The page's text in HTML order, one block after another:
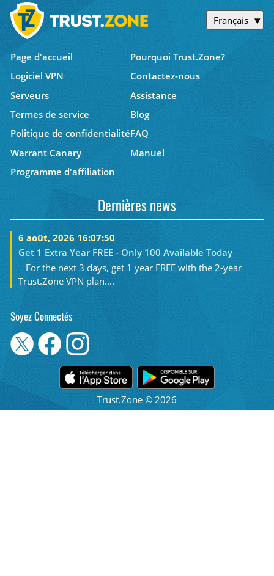
Français
Page d'accueil
Pourquoi Trust.Zone?
Logiciel VPN
Contactez-nous
Serveurs
Assistance
Termes de service
Blog
Politique de confidentialitéFAQ
Warrant Canary
Manuel
Programme d'affiliation
Dernières news
6 août, 2026 16:07:50
Get 1 Extra Year FREE - Only 100 Available Today
For the next 3 days, get 1 year FREE with the 2-year
Trust.Zone VPN plan....
Soyez Connectés
Trust.Zone © 2026